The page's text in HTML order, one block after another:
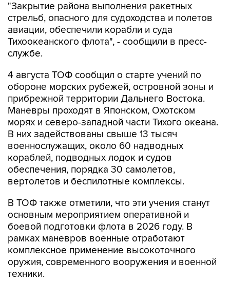
"Закрытие района выполнения ракетных
стрельб, опасного для судоходства и полетов
авиации, обеспечили корабли и суда
Тихоокеанского флота", - сообщили в пресс-
службе.
4 августа ТОФ сообщил о старте учений по
обороне морских рубежей, островной зоны и
прибрежной территории Дальнего Востока.
Маневры проходят в Японском, Охотском
морях и северо-западной части Тихого океана.
В них задействованы свыше 13 тысяч
военнослужащих, около 60 надводных
кораблей, подводных лодок и судов
обеспечения, порядка 30 самолетов,
вертолетов и беспилотные комплексы.
В ТОФ также отметили, что эти учения станут
основным мероприятием оперативной и
боевой подготовки флота в 2026 году. В
рамках маневров военные отработают
комплексное применение высокоточного
оружия, современного вооружения и военной
техники.